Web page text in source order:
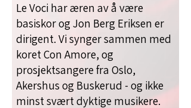
Le Voci har æren av å være
basiskor og Jon Berg Eriksen er
dirigent. Vi synger sammen med
koret Con Amore, og
prosjektsangere fra Oslo,
Akershus og Buskerud - og ikke
minst svært dyktige musikere.